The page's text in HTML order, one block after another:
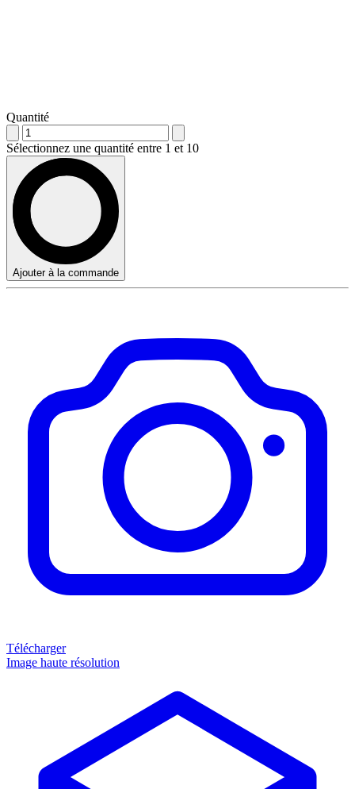
Quantité
Sélectionnez une quantité entre 1 et 10
Ajouter à la commande
Télécharger
Image haute résolution